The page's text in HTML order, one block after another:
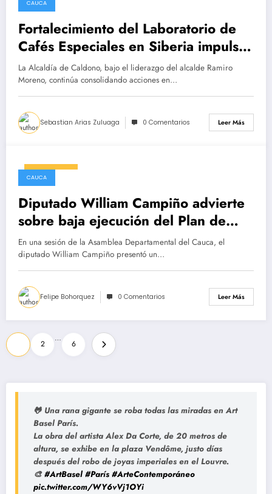
CAUCA
Fortalecimiento del Laboratorio de
Cafés Especiales en Siberia impulsa
la caficultura local
La Alcaldía de Caldono, bajo el liderazgo del alcalde Ramiro
Moreno, continúa consolidando acciones en…
Sebastian Arias Zuluaga 0 Comentarios Leer Más
CAUCA
Diputado William Campiño advierte
sobre baja ejecución del Plan de
Desarrollo Departamental en el
Cauca
En una sesión de la Asamblea Departamental del Cauca, el
diputado William Campiño presentó un…
Felipe Bohorquez 0 Comentarios Leer Más
Paginación
de
entradas
2
…
6
🐸 Una rana gigante se roba todas las miradas en Art
Basel París.
La obra del artista Alex Da Corte, de 20 metros de
altura, se exhibe en la plaza Vendôme, justo días
después del robo de joyas imperiales en el Louvre.
🎨#ArtBasel #París #ArteContemporáneo
pic.twitter.com/WY6vVj1OYi